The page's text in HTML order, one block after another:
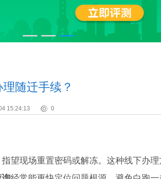
随迁手续？
15:24:13 0
现场重置密码或解冻。这种线下办理